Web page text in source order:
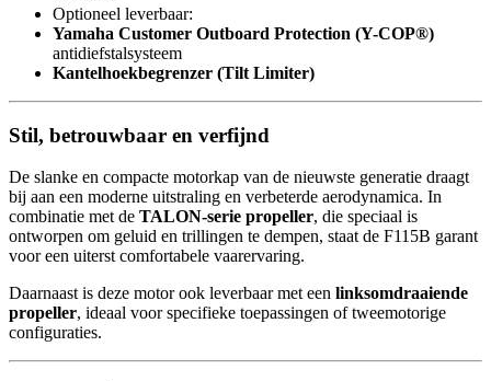
Optioneel leverbaar:
Yamaha Customer Outboard Protection (Y-COP®)
antidiefstalsysteem
Kantelhoekbegrenzer (Tilt Limiter)
Stil, betrouwbaar en verfijnd
De slanke en compacte motorkap van de nieuwste generatie draagt
bij aan een moderne uitstraling en verbeterde aerodynamica. In
combinatie met de TALON-serie propeller, die speciaal is
ontworpen om geluid en trillingen te dempen, staat de F115B garant
voor een uiterst comfortabele vaarervaring.
Daarnaast is deze motor ook leverbaar met een linksomdraaiende
propeller, ideaal voor specifieke toepassingen of tweemotorige
configuraties.